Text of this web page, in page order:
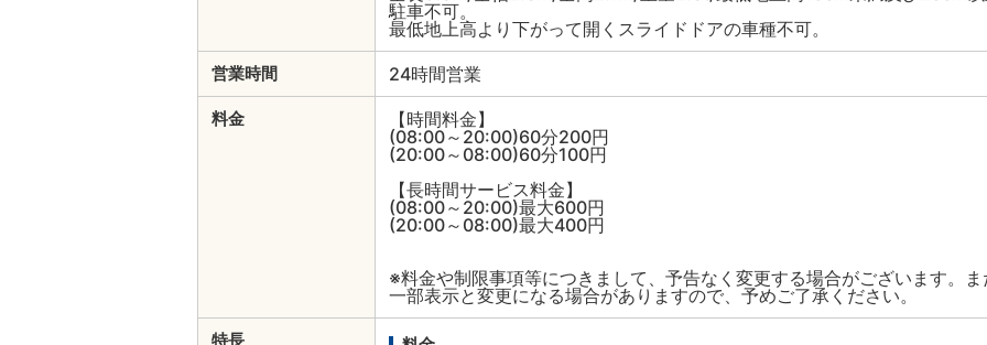
駐車不可。
最低地上高より下がって開くスライドドアの車種不可。
営業時間 24時間営業
料金
【時間料金】
(08:00～20:00)60分200円
(20:00～08:00)60分100円
【長時間サービス料金】
(08:00～20:00)最大600円
(20:00～08:00)最大400円
※料金や制限事項等につきまして、予告なく変更する場合がございます。ま
一部表示と変更になる場合がありますので、予めご了承ください。
特長